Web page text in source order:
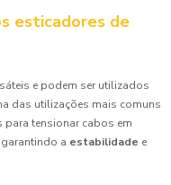
esticadores de
e podem ser utilizados
das utilizações mais comuns
para tensionar cabos em
a estabilidade e